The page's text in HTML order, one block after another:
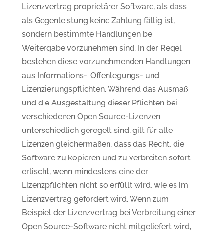
Lizenzvertrag proprietärer Software, als dass
als Gegenleistung keine Zahlung fällig ist,
sondern bestimmte Handlungen bei
Weitergabe vorzunehmen sind. In der Regel
bestehen diese vorzunehmenden Handlungen
aus Informations-, Offenlegungs- und
Lizenzierungspflichten. Während das Ausmaß
und die Ausgestaltung dieser Pflichten bei
verschiedenen Open Source-Lizenzen
unterschiedlich geregelt sind, gilt für alle
Lizenzen gleichermaßen, dass das Recht, die
Software zu kopieren und zu verbreiten sofort
erlischt, wenn mindestens eine der
Lizenzpflichten nicht so erfüllt wird, wie es im
Lizenzvertrag gefordert wird. Wenn zum
Beispiel der Lizenzvertrag bei Verbreitung einer
Open Source-Software nicht mitgeliefert wird,